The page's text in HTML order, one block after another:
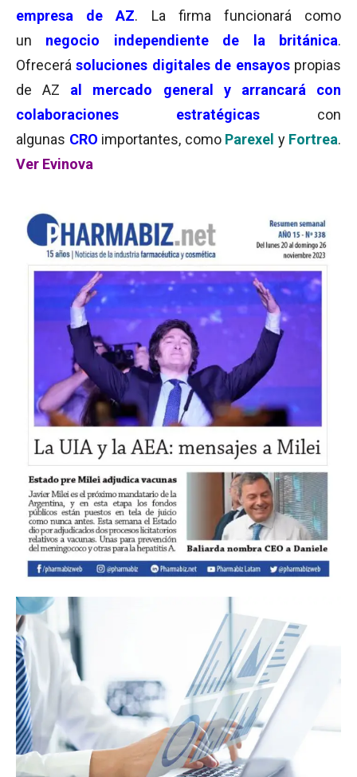
empresa de AZ. La firma funcionará como
un
negocio independiente de la británica.
Ofrecerásoluciones digitales de ensayospropias
de AZ al mercado general y arrancará con
colaboraciones estratégicas con
algunas CRO importantes, como Parexel y Fortrea.
Ver Evinova